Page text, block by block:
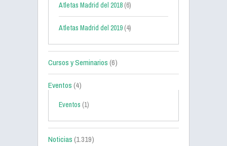
Atletas Madrid del 2018 (6)
Atletas Madrid del 2019 (4)
Cursos y Seminarios(6)
Eventos(4)
Eventos (1)
Noticias(1.319)